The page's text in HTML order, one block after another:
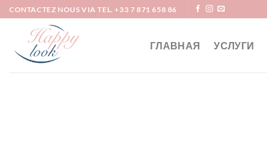
Skip
to
content
CONTACTEZ NOUS VIA TEL. +33 7 871 658 86
ГЛАВНАЯ УСЛУГИ